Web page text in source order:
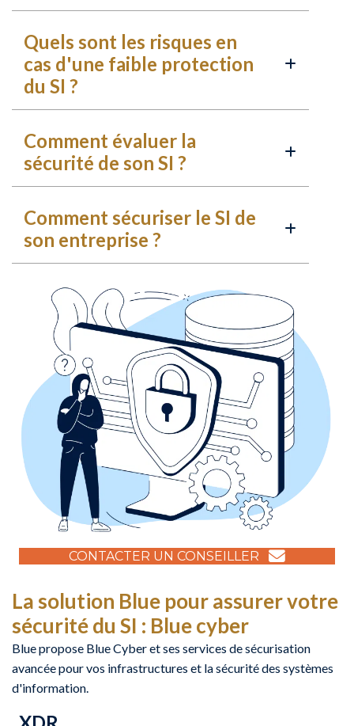
Quels sont les risques en
cas d'une faible protection
du SI ?
Comment évaluer la
sécurité de son SI ?
Comment sécuriser le SI de
son entreprise ?
CONTACTER UN CONSEILLER
La solution Blue pour assurer votre
sécurité du SI : Blue cyber
Blue propose Blue Cyber et ses services de sécurisation
avancée pour vos infrastructures et la sécurité des systèmes
d'information.